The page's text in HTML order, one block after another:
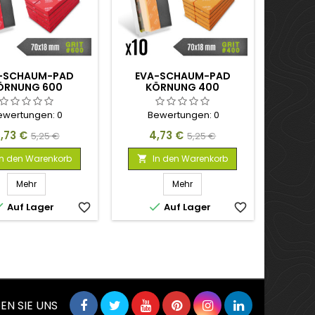
SCHAUM-PAD
600
0
€ Verkaufspreis
5,25 €
den Warenkorb
Mehr
Auf Lager favorite_border
EVA-SCHAUM-PAD
KÖRNUNG 400
Bewertungen: 0
Preis
4,73 € Verkaufspreis
5,25 €
 In den Warenkorb
Mehr
 Auf Lager favorite_border
SIE UNS